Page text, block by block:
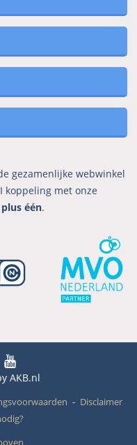
gezamenlijke webwinkel
koppeling met onze
één.
AKB.nl
Disclaimer